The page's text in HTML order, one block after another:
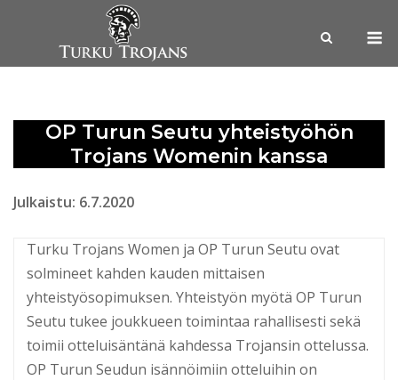
OP Turun Seutu yhteistyöhön
Trojans Womenin kanssa
Julkaistu: 6.7.2020
Turku Trojans Women ja OP Turun Seutu ovat
solmineet kahden kauden mittaisen
yhteistyösopimuksen. Yhteistyön myötä OP Turun
Seutu tukee joukkueen toimintaa rahallisesti sekä
toimii otteluisäntänä kahdessa Trojansin ottelussa.
OP Turun Seudun isännöimiin otteluihin on